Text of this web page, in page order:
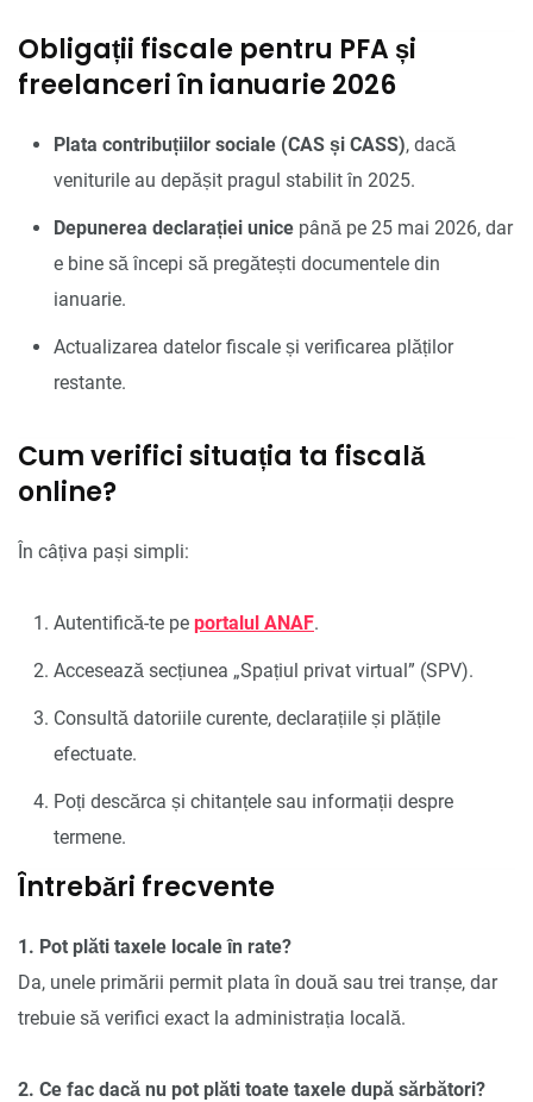
Obligații fiscale pentru PFA și
freelanceri în ianuarie 2026
Plata contribuțiilor sociale (CAS și CASS), dacă
veniturile au depășit pragul stabilit în 2025.
Depunerea declarației unice până pe 25 mai 2026, dar
e bine să începi să pregătești documentele din
ianuarie.
Actualizarea datelor fiscale și verificarea plăților
restante.
Cum verifici situația ta fiscală
online?
În câțiva pași simpli:
Autentifică-te pe portalul ANAF.
Accesează secțiunea „Spațiul privat virtual” (SPV).
Consultă datoriile curente, declarațiile și plățile
efectuate.
Poți descărca și chitanțele sau informații despre
termene.
Întrebări frecvente
1. Pot plăti taxele locale în rate?
Da, unele primării permit plata în două sau trei tranșe, dar
trebuie să verifici exact la administrația locală.
2. Ce fac dacă nu pot plăti toate taxele după sărbători?